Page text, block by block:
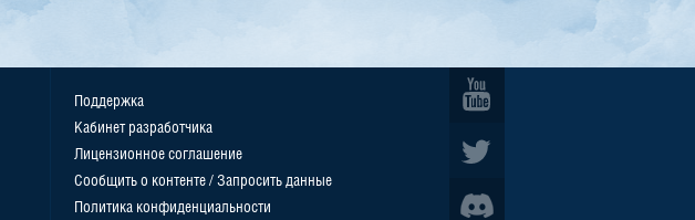
Поддержка
Кабинет разработчика
Лицензионное соглашение
Сообщить о контенте / Запросить данные
Политика конфиденциальности